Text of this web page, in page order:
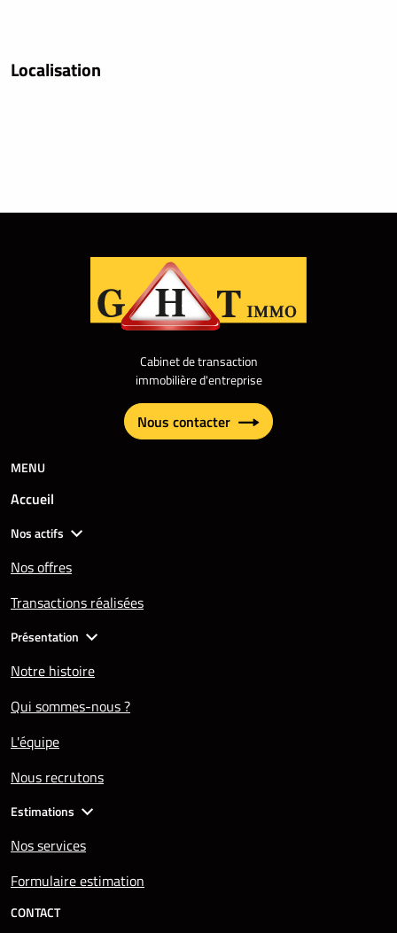
Localisation
Cabinet de transaction
immobilière d'entreprise
Nous contacter
MENU
Accueil
Nos actifs
Nos offres
Transactions réalisées
Présentation
Notre histoire
Qui sommes-nous ?
L'équipe
Nous recrutons
Estimations
Nos services
Formulaire estimation
CONTACT